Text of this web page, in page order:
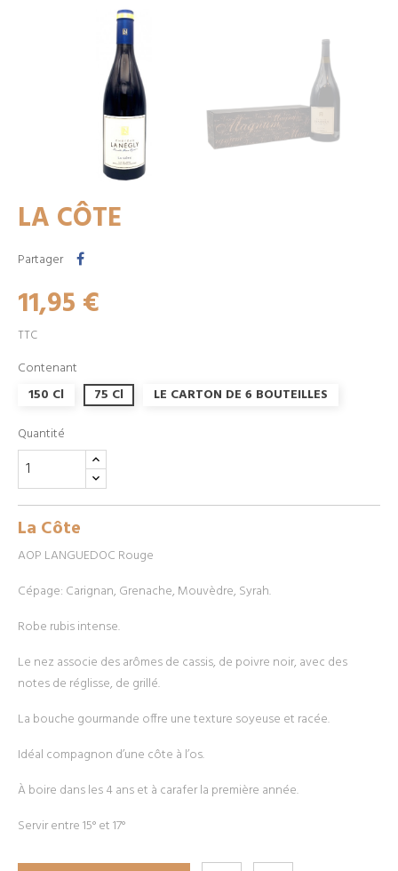
LA CÔTE
Partager
11,95 €
TTC
Contenant
150 Cl
75 Cl
LE CARTON DE 6 BOUTEILLES
Quantité
La Côte
AOP LANGUEDOC Rouge
Cépage: Carignan, Grenache, Mouvèdre, Syrah.
Robe rubis intense.
Le nez associe des arômes de cassis, de poivre noir, avec des
notes de réglisse, de grillé.
La bouche gourmande offre une texture soyeuse et racée.
Idéal compagnon d’une côte à l’os.
À boire dans les 4 ans et à carafer la première année.
Servir entre 15° et 17°